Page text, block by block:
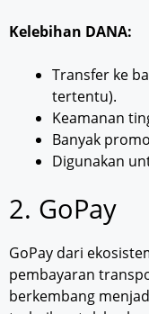
Kelebihan DANA:
Transfer ke
tertentu).
Keamanan
Banyak
Digunakan
2. GoPay
GoPay dari
pembayaran
berkembang